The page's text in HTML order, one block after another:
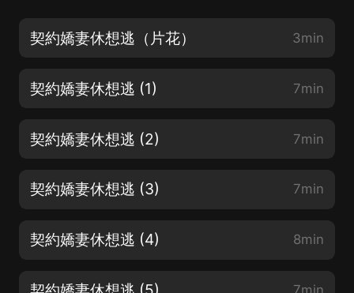
契約嬌妻休想逃（片花） 3min
契約嬌妻休想逃 (1) 7min
契約嬌妻休想逃 (2) 7min
契約嬌妻休想逃 (3) 7min
契約嬌妻休想逃 (4) 8min